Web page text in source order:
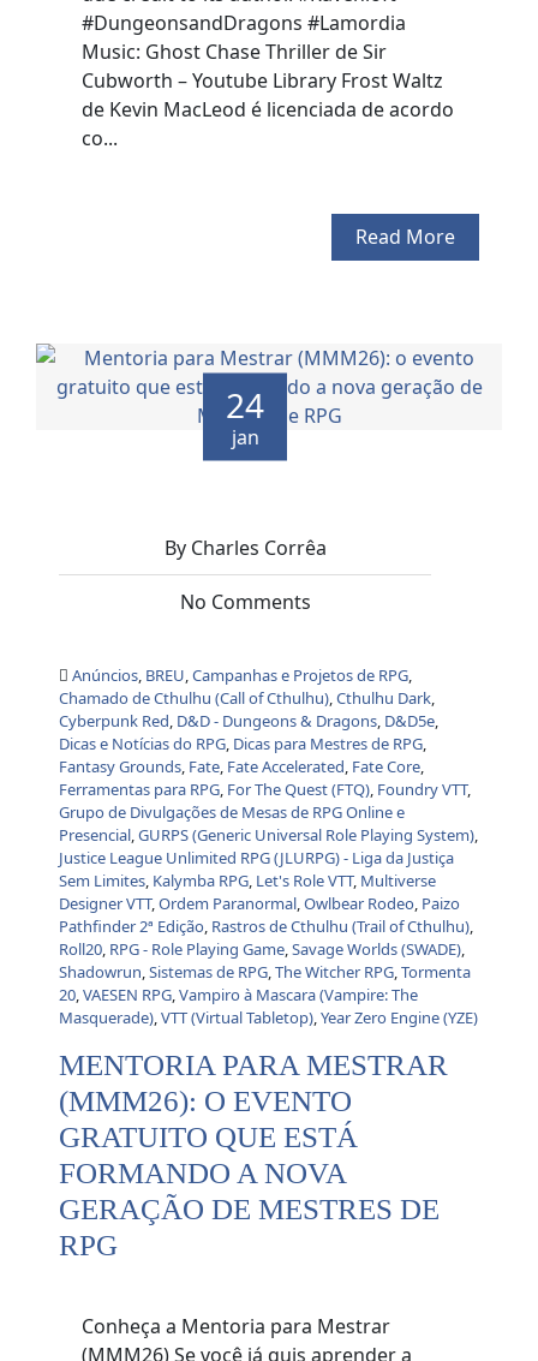
#DungeonsandDragons #Lamordia
Music: Ghost Chase Thriller de Sir
Cubworth – Youtube Library Frost Waltz
de Kevin MacLeod é licenciada de acordo
co...
Read More
24
jan
By Charles Corrêa
No Comments
Anúncios, BREU,Campanhas e Projetos de RPG,
Chamado de Cthulhu (Call of Cthulhu),Cthulhu Dark,
Cyberpunk Red, D&D - Dungeons & Dragons, D&D5e,
Dicas e Notícias do RPG, Dicas para Mestres de RPG,
Fantasy Grounds, Fate, Fate Accelerated, Fate Core,
Ferramentas para RPG, For The Quest (FTQ), Foundry VTT,
Grupo de Divulgações de Mesas de RPG Online e
Presencial,GURPS (Generic Universal Role Playing System),
Justice League Unlimited RPG (JLURPG) - Liga da Justiça
Sem Limites, Kalymba RPG, Let's Role VTT, Multiverse
Designer VTT,Ordem Paranormal,Owlbear Rodeo, Paizo
Pathfinder 2ª Edição, Rastros de Cthulhu (Trail of Cthulhu),
Roll20, RPG - Role Playing Game,Savage Worlds (SWADE),
Shadowrun,Sistemas de RPG,The Witcher RPG,Tormenta
20,VAESEN RPG,Vampiro à Mascara (Vampire: The
Masquerade),VTT (Virtual Tabletop),Year Zero Engine (YZE)
MENTORIA PARA MESTRAR
(MMM26): O EVENTO
GRATUITO QUE ESTÁ
FORMANDO A NOVA
GERAÇÃO DE MESTRES DE
RPG
Conheça a Mentoria para Mestrar
(MMM26) Se você já quis aprender a